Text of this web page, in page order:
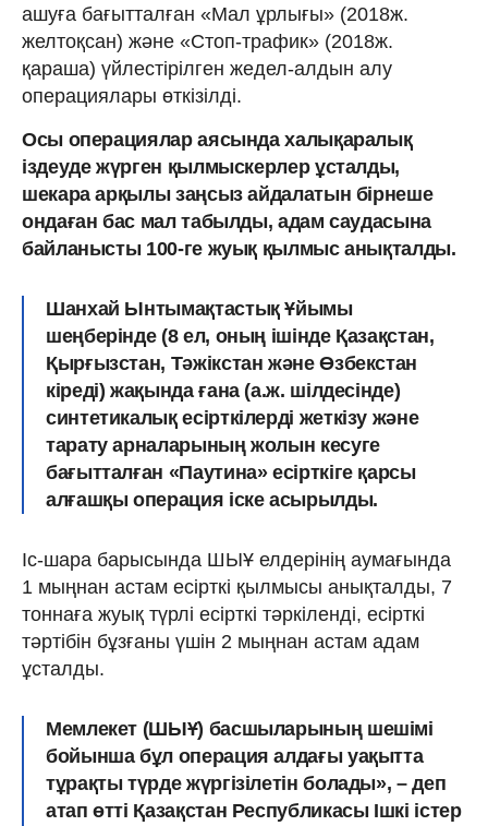
ашуға бағытталған «Мал ұрлығы» (2018ж.
желтоқсан) және «Стоп-трафик» (2018ж.
қараша) үйлестірілген жедел-алдын алу
операциялары өткізілді.
Осы операциялар аясында халықаралық
іздеуде жүрген қылмыскерлер ұсталды,
шекара арқылы заңсыз айдалатын бірнеше
ондаған бас мал табылды, адам саудасына
байланысты 100-ге жуық қылмыс анықталды.
Шанхай Ынтымақтастық Ұйымы
шеңберінде (8 ел, оның ішінде Қазақстан,
Қырғызстан, Тәжікстан және Өзбекстан
кіреді) жақында ғана (а.ж. шілдесінде)
синтетикалық есірткілерді жеткізу және
тарату арналарының жолын кесуге
бағытталған «Паутина» есірткіге қарсы
алғашқы операция іске асырылды.
Іс-шара барысында ШЫҰ елдерінің аумағында
1 мыңнан астам есірткі қылмысы анықталды, 7
тоннаға жуық түрлі есірткі тәркіленді, есірткі
тәртібін бұзғаны үшін 2 мыңнан астам адам
ұсталды.
Мемлекет (ШЫҰ) басшыларының шешімі
бойынша бұл операция алдағы уақытта
тұрақты түрде жүргізілетін болады», – деп
атап өтті Қазақстан Республикасы Ішкі істер